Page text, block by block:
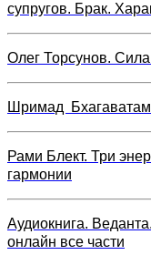
супругов. Брак.
Олег Торсунов.
Шримад
Рами Блект. Три
гармонии
Аудиокнига.
онлайн все части